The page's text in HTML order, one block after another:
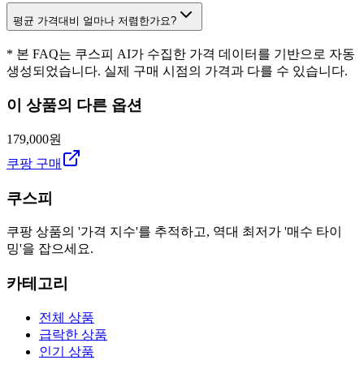
평균 가격대비 얼마나 저렴한가요?
* 본 FAQ는 쿠스피 AI가 수집한 가격 데이터를 기반으로 자동
생성되었습니다. 실제 구매 시점의 가격과 다를 수 있습니다.
이 상품의 다른 옵션
179,000원
쿠팡 구매
쿠스피
쿠팡 상품의 '가격 지수'를 추적하고, 역대 최저가 '매수 타이
밍'을 잡으세요.
카테고리
전체 상품
급락한 상품
인기 상품